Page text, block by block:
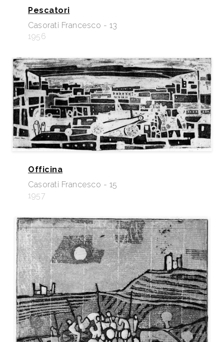
Pescatori
Casorati Francesco - 13
1956
Officina
Casorati Francesco - 15
1957